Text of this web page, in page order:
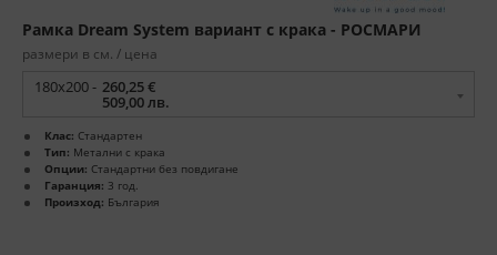
Рамка Dream System вариант с крака - РОСМАРИ
размери в см. / цена
180x200 - 260,25 €
509,00 лв.
Клас: Стандартен
Тип: Метални с крака
Опции: Стандартни без повдигане
Гаранция: 3 год.
Произход: България